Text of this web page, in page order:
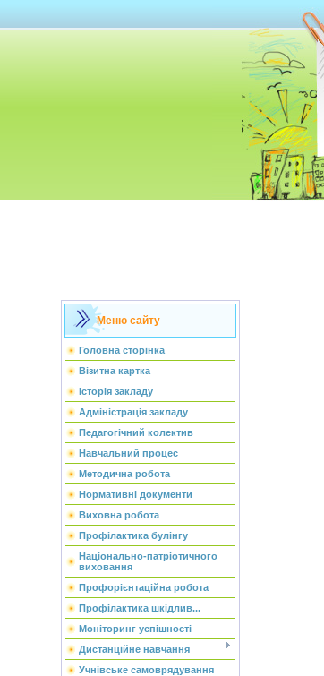
Меню сайту
Головна сторінка
Візитна картка
Історія закладу
Адміністрація закладу
Педагогічний колектив
Навчальний процес
Методична робота
Нормативні документи
Виховна робота
Профілактика булінгу
Національно-патріотичного
виховання
Профорієнтаційна робота
Профілактика шкідлив...
Моніторинг успішності
Дистанційне навчання
Учнівське самоврядування